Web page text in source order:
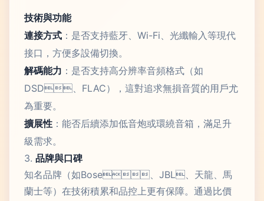
技術與功能
連接方式 ：是否支持藍牙、Wi-Fi、光纖輸入等現代
接口，方便多設備切換。
解碼能力 ：是否支持高分辨率音頻格式（如
DSD、FLAC），這對追求無損音質的用戶尤
為重要。
擴展性 ：能否后續添加低音炮或環繞音箱，滿足升
級需求。
3. 品牌與口碑
知名品牌（如Bose、JBL、天龍、馬
蘭士等）在技術積累和品控上更有保障。通過比價